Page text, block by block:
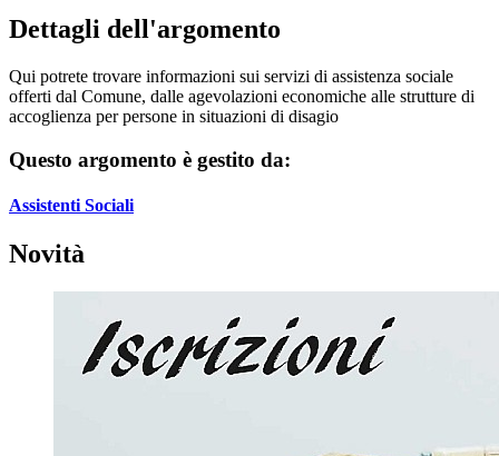
Dettagli dell'argomento
Qui potrete trovare informazioni sui servizi di assistenza sociale
offerti dal Comune, dalle agevolazioni economiche alle strutture di
accoglienza per persone in situazioni di disagio
Questo argomento è gestito da:
Assistenti Sociali
Novità